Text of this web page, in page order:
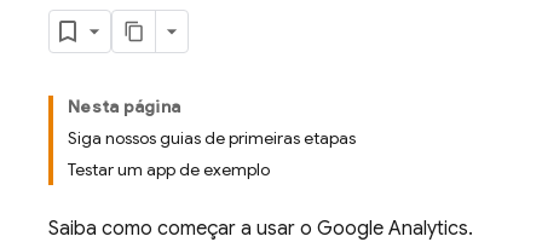
Nesta página
Siga nossos guias de primeiras etapas
Testar um app de exemplo
Saiba como começar a usar o Google Analytics.